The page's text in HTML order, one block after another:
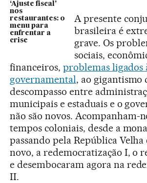
‘Ajuste fiscal’
nos
restaurantes: o
menu para
enfrentar a
crise
A presente
brasileira é
grave. Os
sociais,
financeiros, problemas ligados
governamental, ao gigantismo
descompasso entre
municipais e estaduais e o
não são novos. Acompanham-
tempos coloniais, desde a
passando pela República Velha
novo, a redemocratização I, o
e desembocaram agora na
II.